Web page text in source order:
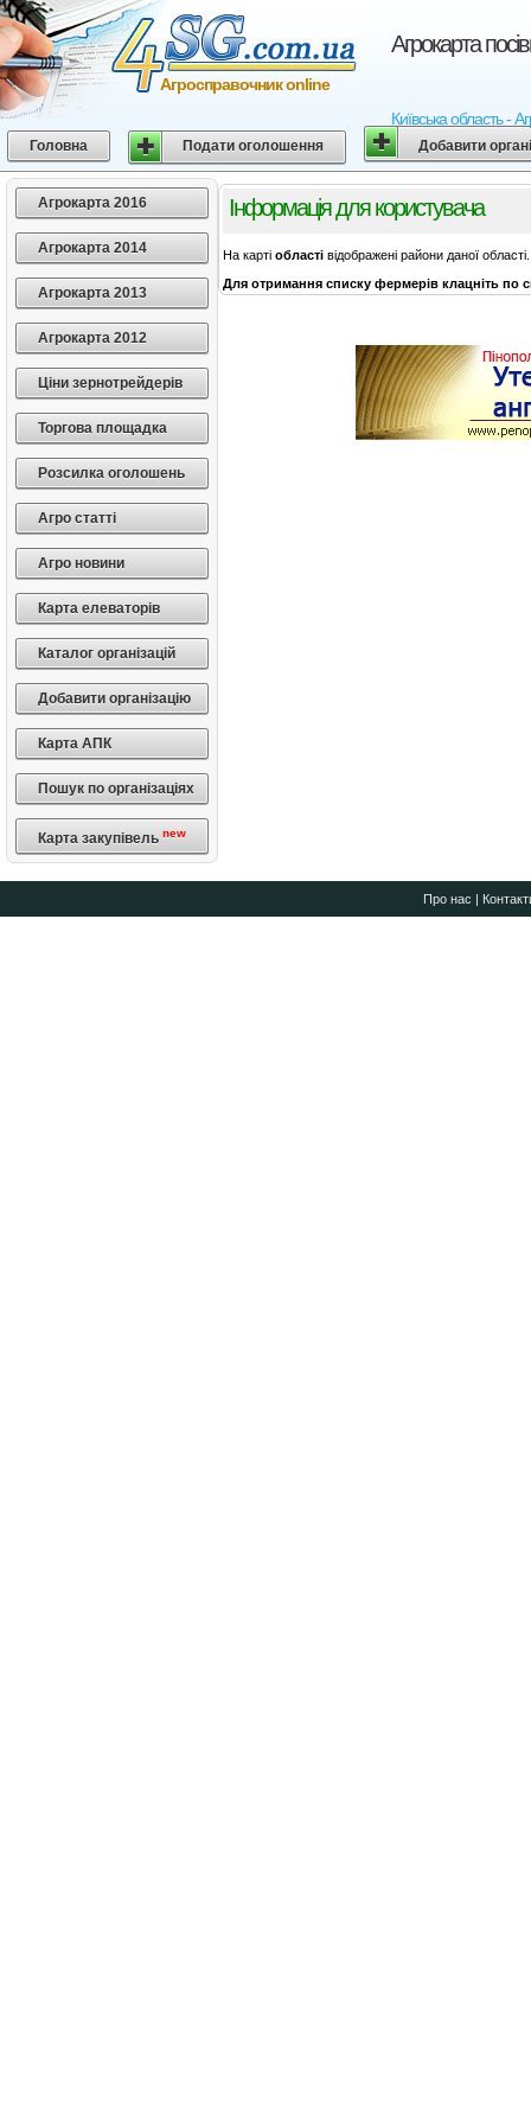
Агрокарта
Київська область -
Агросправочник online
Головна Подати оголошення Добавити
Агрокарта 2016
Агрокарта 2014
Агрокарта 2013
Агрокарта 2012
Ціни зернотрейдерів
Торгова площадка
Розсилка оголошень
Агро статті
Агро новини
Карта елеваторів
Каталог організацій
Добавити організацію
Карта АПК
Пошук по організаціях
Карта закупівель new
Інформація для користувача
На карті області відображені райони даної області.
Для отримання списку фермерів клацніть по
Про нас |